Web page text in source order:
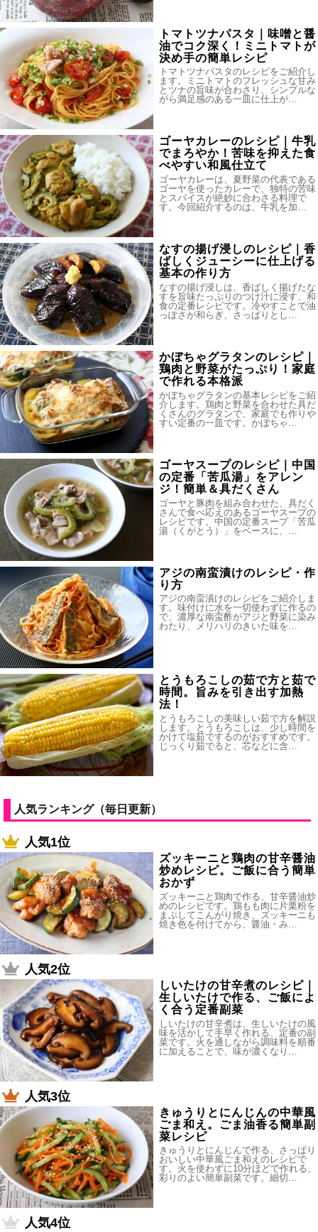
トマトツナパスタ｜味噌と醤
油でコク深く！ミニトマトが
決め手の簡単レシピ
トマトツナパスタのレシピをご紹介し
ます。ミニトマトのフレッシュな甘み
とツナの旨味が合わさり、シンプルな
がら満足感のある一皿に仕上が…
ゴーヤカレーのレシピ｜牛乳
でまろやか！苦味を抑えた食
べやすい和風仕立て
ゴーヤカレーは、夏野菜の代表である
ゴーヤを使ったカレーで、独特の苦味
とスパイスが絶妙に合わさる料理で
す。今回紹介するのは、牛乳を加…
なすの揚げ浸しのレシピ｜香
ばしくジューシーに仕上げる
基本の作り方
なすの揚げ浸しは、香ばしく揚げたな
すを旨味たっぷりのつけ汁に浸す、和
食の定番レシピです。冷やすことで油
っぽさが和らぎ、さっぱりとし…
かぼちゃグラタンのレシピ｜
鶏肉と野菜がたっぷり！家庭
で作れる本格派
かぼちゃグラタンの基本レシピをご紹
介します。鶏肉と野菜を合わせた具だ
くさんのグラタンで、家庭でも作りや
すい定番の一皿です。かぼちゃ…
ゴーヤスープのレシピ｜中国
の定番「苦瓜湯」をアレン
ジ！簡単＆具だくさん
ゴーヤと豚肉を組み合わせた、具だく
さんで食べ応えのあるゴーヤスープの
レシピです。中国の定番スープ「苦瓜
湯（くがとう）」をベースに、…
アジの南蛮漬けのレシピ・作
り方
アジの南蛮漬けのレシピをご紹介しま
す。味付けに水を一切使わずに作るの
で、濃厚な南蛮酢がアジと野菜に染み
わたり、メリハリのきいた味を…
とうもろこしの茹で方と茹で
時間。旨みを引き出す加熱
法！
とうもろこしの美味しい茹で方を解説
します。とうもろこしは、少し時間を
かけて塩茹でするのがおすすめです。
じっくり茹でると、芯などに含…
人気ランキング（毎日更新）
人気1位
ズッキーニと鶏肉の甘辛醤油
炒めレシピ。ご飯に合う簡単
おかず
ズッキーニと鶏肉で作る、甘辛醤油炒
めのレシピです。鶏もも肉に片栗粉を
まぶしてこんがり焼き、ズッキーニも
焼き色を付けてから、醤油・み…
人気2位
しいたけの甘辛煮のレシピ｜
生しいたけで作る、ご飯によ
く合う定番副菜
しいたけの甘辛煮は、生しいたけの風
味を活かして手早く作れる、定番の副
菜です。火を通しながら調味料を順番
に加えることで、味が濃くなり…
人気3位
きゅうりとにんじんの中華風
ごま和え。ごま油香る簡単副
菜レシピ
きゅうりとにんじんで作る、さっぱり
おいしい中華風ごま和えのレシピで
す。火を使わずに10分ほどで作れる、
彩りのよい簡単副菜です。細切…
人気4位